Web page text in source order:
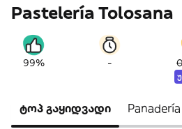
Pastelería Tolosana
99% -
ტოპ გაყიდვადი Panadería